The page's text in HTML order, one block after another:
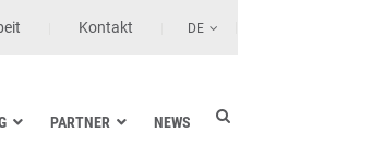
Kontakt DE
PARTNER NEWS